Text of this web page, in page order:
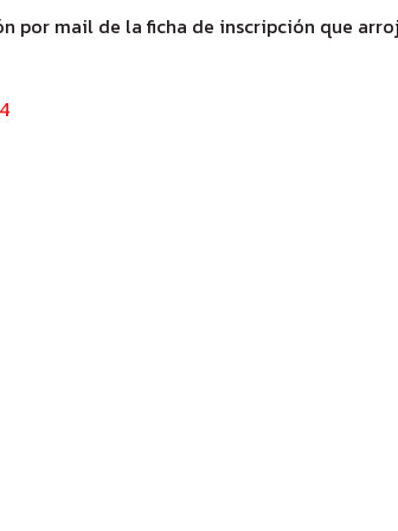
por mail de la ficha de inscripción que